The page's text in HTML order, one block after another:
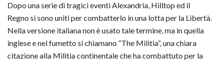
Dopo una serie di tragici eventi Alexandria, Hilltop ed il
Regno si sono uniti per combatterlo in una lotta per la Libertà.
Nella versione italiana non è usato tale termine, ma in quella
inglese e nel fumetto si chiamano “The Militia”, una chiara
citazione alla Militia continentale che ha combattuto per la